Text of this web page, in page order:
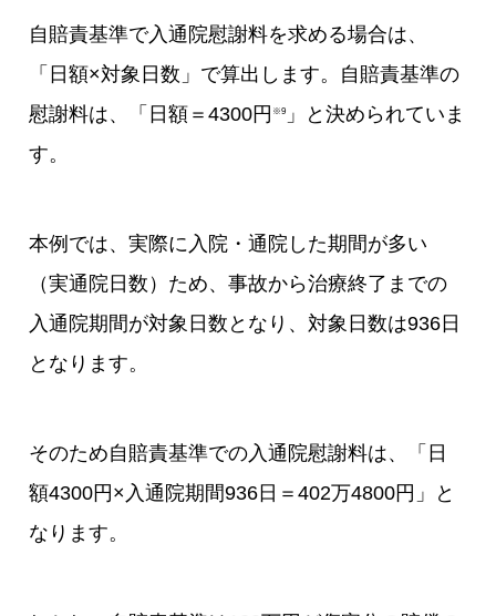
自賠責基準で入通院慰謝料を求める場合は、
「日額×対象日数」で算出します。自賠責基準の
慰謝料は、「日額＝4300円 ※9
」と決められていま
す。
本例では、実際に入院・通院した期間が多い
（実通院日数）ため、事故から治療終了までの
入通院期間が対象日数となり、対象日数は936日
となります。
そのため自賠責基準での入通院慰謝料は、「日
額4300円×入通院期間936日＝402万4800円」と
なります。